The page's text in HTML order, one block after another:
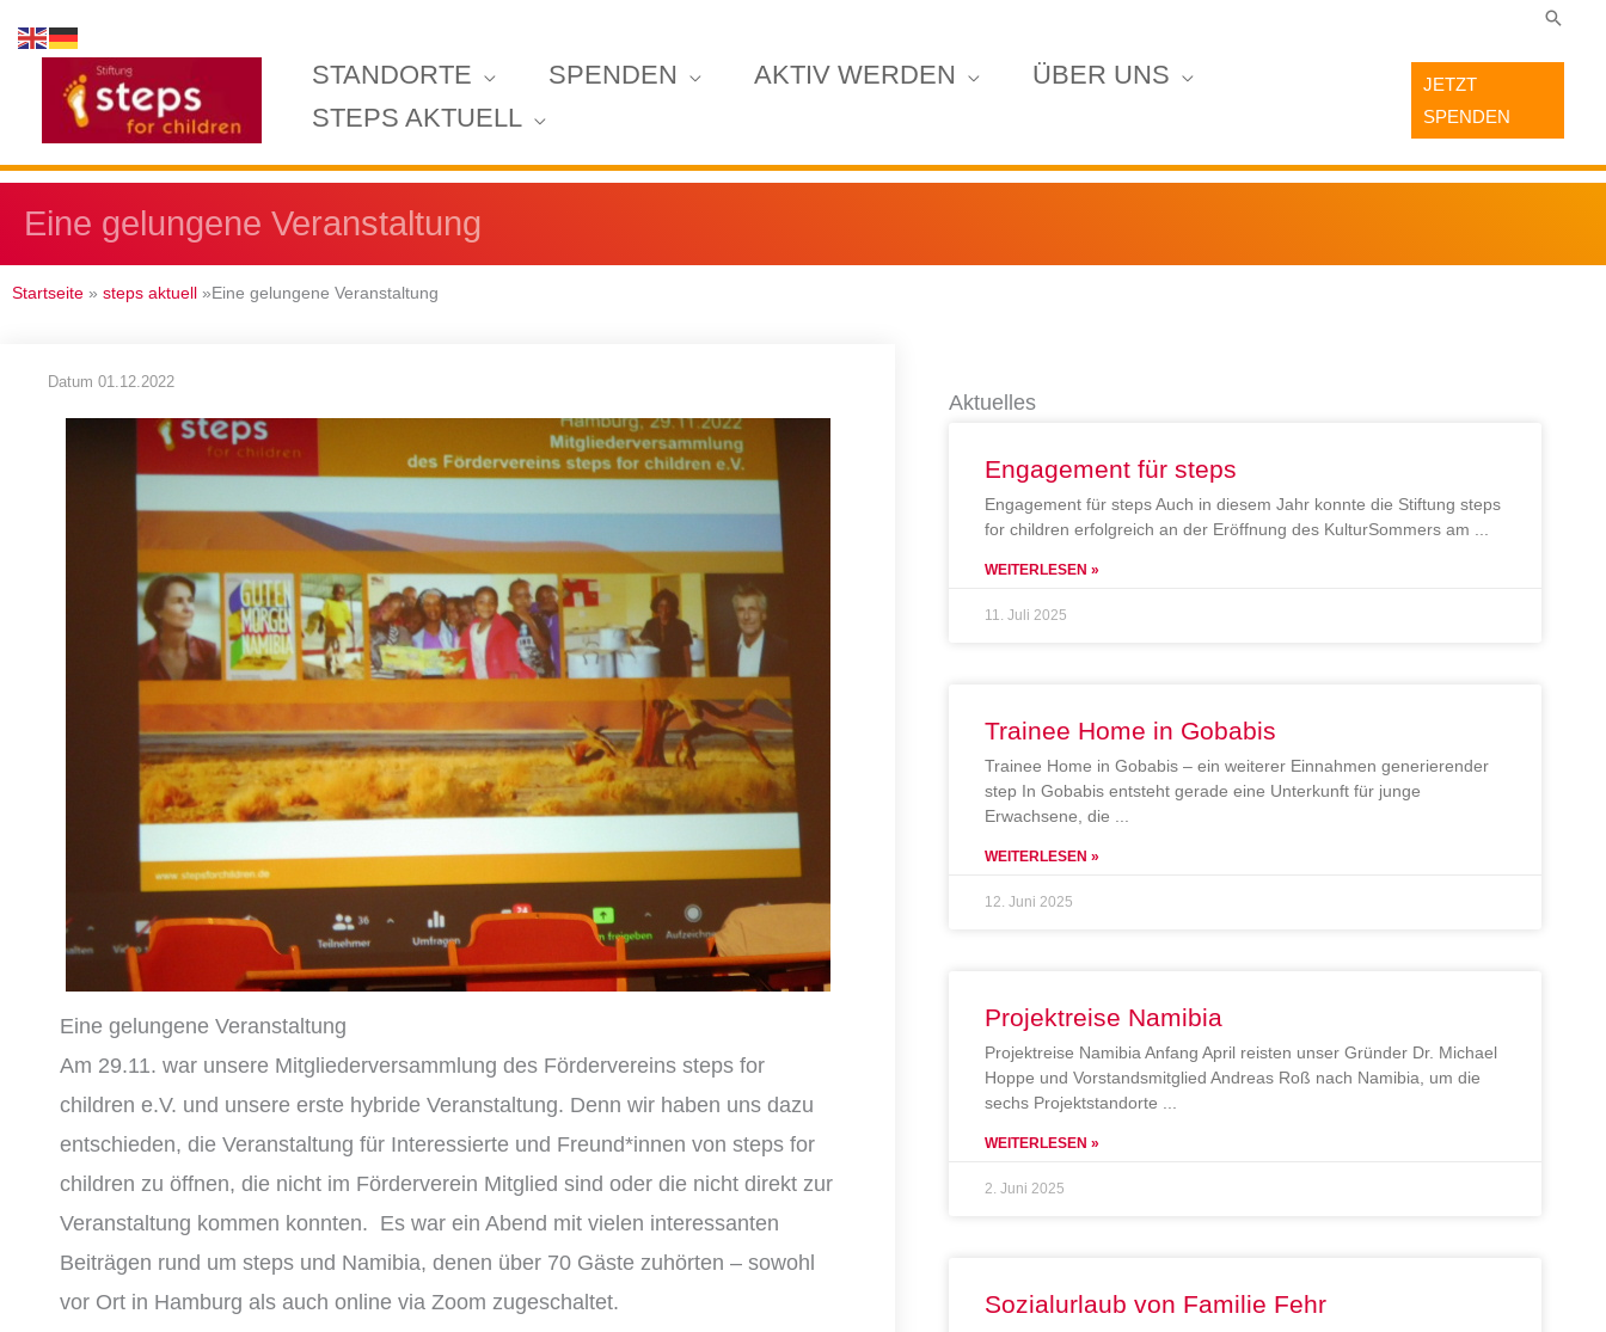
Inhalt
springen
STANDORTE SPENDEN AKTIV WERDEN
ÜBER UNS
STEPS AKTUELL
JETZT
SPENDEN
Eine gelungene Veranstaltung
Startseite » steps aktuell »Eine gelungene Veranstaltung
Datum 01.12.2022
Eine gelungene Veranstaltung
Am 29.11. war unsere Mitgliederversammlung des Fördervereins steps for
children e.V. und unsere erste hybride Veranstaltung. Denn wir haben uns dazu
entschieden, die Veranstaltung für Interessierte und Freund*innen von steps for
children zu öffnen, die nicht im Förderverein Mitglied sind oder die nicht direkt zur
Veranstaltung kommen konnten. Es war ein Abend mit vielen interessanten
Beiträgen rund um steps und Namibia, denen über 70 Gäste zuhörten – sowohl
vor Ort in Hamburg als auch online via Zoom zugeschaltet.
Aktuelles
Engagement für steps
Engagement für steps Auch in diesem Jahr konnte die Stiftung steps
for children erfolgreich an der Eröffnung des KulturSommers am
WEITERLESEN »
11. Juli 2025
Trainee Home in Gobabis
Trainee Home in Gobabis – ein weiterer Einnahmen generierender
step In Gobabis entsteht gerade eine Unterkunft für junge
Erwachsene, die
WEITERLESEN »
12. Juni 2025
Projektreise Namibia
Projektreise Namibia Anfang April reisten unser Gründer Dr. Michael
Hoppe und Vorstandsmitglied Andreas Roß nach Namibia, um die
sechs Projektstandorte
WEITERLESEN »
2. Juni 2025
Sozialurlaub von Familie Fehr